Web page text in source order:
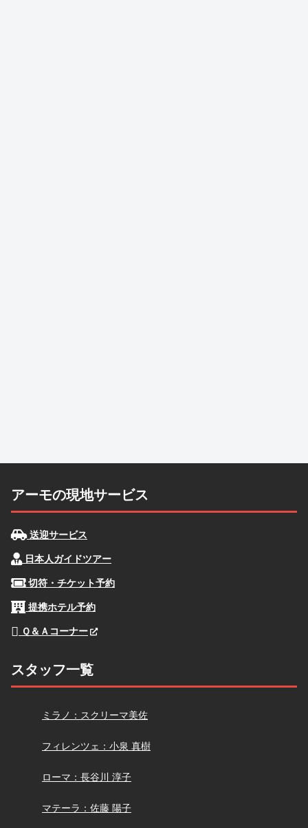
アーモの現地サービス
送迎サービス
日本人ガイドツアー
切符・チケット予約
提携ホテル予約
Ｑ＆Ａコーナー
スタッフ一覧
スクリーマ
ミラノ：スクリーマ美佐
小泉
フィレンツェ：小泉 真樹
長谷川
ローマ：長谷川 淳子
佐藤
マテーラ：佐藤 陽子